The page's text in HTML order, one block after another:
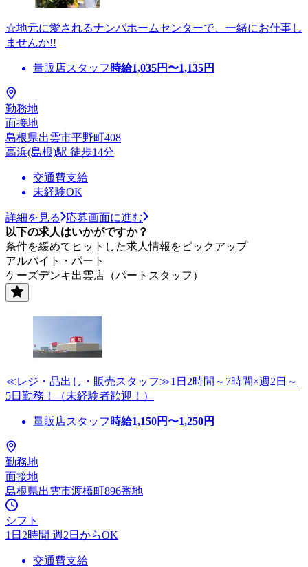
☆地元に愛されるナンバホームセンターで、一緒にお仕事し
ませんか!!
量販店スタッフ 時給1,035円〜1,135円
勤務地
面接地
島根県出雲市平野町408
高浜(島根)駅 徒歩14分
交通費支給
未経験OK
詳細を見る
応募画面に進む
以下の求人はいかがですか？
条件を緩めてヒットした求人情報をピックアップ
アルバイト・パート
ケーズデンキ出雲店（パートスタッフ）
≪レジ・品出し・販売スタッフ≫1日2時間～7時間×週2日～
5日勤務！（未経験者歓迎！）
量販店スタッフ 時給1,150円〜1,250円
勤務地
面接地
島根県出雲市渡橋町896番地
シフト
1日2時間 週2日からOK
交通費支給